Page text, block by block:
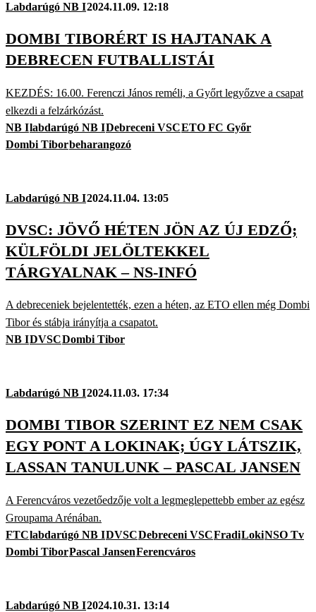
Labdarúgó NB I2024.11.09. 12:18
DOMBI TIBORÉRT IS HAJTANAK A
DEBRECEN FUTBALLISTÁI
KEZDÉS: 16.00. Ferenczi János reméli, a Győrt legyőzve a csapat
elkezdi a felzárkózást.
NB Ilabdarúgó NB IDebreceni VSCETO FC Győr
Dombi Tiborbeharangozó
Labdarúgó NB I2024.11.04. 13:05
DVSC: JÖVŐ HÉTEN JÖN AZ ÚJ EDZŐ;
KÜLFÖLDI JELÖLTEKKEL
TÁRGYALNAK – NS-INFÓ
A debreceniek bejelentették, ezen a héten, az ETO ellen még Dombi
Tibor és stábja irányítja a csapatot.
NB IDVSCDombi Tibor
Labdarúgó NB I2024.11.03. 17:34
DOMBI TIBOR SZERINT EZ NEM CSAK
EGY PONT A LOKINAK; ÚGY LÁTSZIK,
LASSAN TANULUNK – PASCAL JANSEN
A Ferencváros vezetőedzője volt a legmeglepettebb ember az egész
Groupama Arénában.
FTClabdarúgó NB IDVSCDebreceni VSCFradiLokiNSO Tv
Dombi TiborPascal JansenFerencváros
Labdarúgó NB I2024.10.31. 13:14